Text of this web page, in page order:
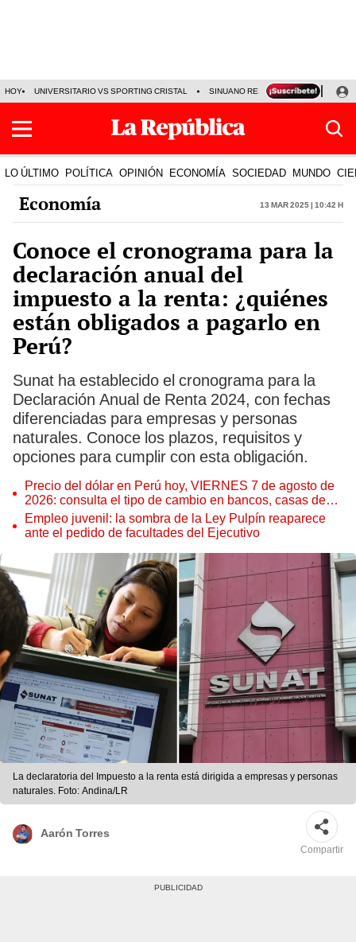
HOY UNIVERSITARIO VS SPORTING CRISTAL SINUANO RESULTADOS HOY
LO ÚLTIMO POLÍTICA OPINIÓN ECONOMÍA SOCIEDAD MUNDO
Economía 13 Mar 2025 | 10:42 h
Conoce el cronograma para la
declaración anual del
impuesto a la renta: ¿quiénes
están obligados a pagarlo en
Perú?
Sunat ha establecido el cronograma para la
Declaración Anual de Renta 2024, con fechas
diferenciadas para empresas y personas
naturales. Conoce los plazos, requisitos y
opciones para cumplir con esta obligación.
Precio del dólar en Perú hoy, VIERNES 7 de agosto de
2026: consulta el tipo de cambio en bancos, casas de
cambio y plataformas digitales
Empleo juvenil: la sombra de la Ley Pulpín reaparece
ante el pedido de facultades del Ejecutivo
La declaratoria del Impuesto a la renta está dirigida a empresas y personas
naturales. Foto: Andina/LR
Aarón Torres
Compartir